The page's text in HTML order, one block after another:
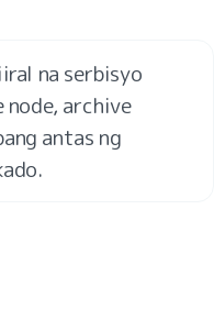
na serbisyo
archive
antas ng